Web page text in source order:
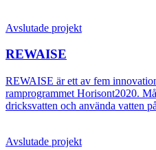
Avslutade projekt
REWAISE
REWAISE är ett av fem
ramprogrammet Horisont2020.
dricksvatten och använda vatten
Avslutade projekt